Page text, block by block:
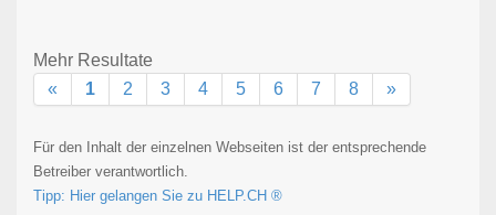
Mehr Resultate
«
1 2 3 4 5 6 7 8 »
Für den Inhalt der einzelnen Webseiten ist der entsprechende
Betreiber verantwortlich.
Tipp: Hier gelangen Sie zu HELP.CH ®